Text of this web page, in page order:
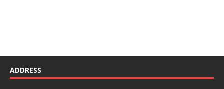
ADDRESS